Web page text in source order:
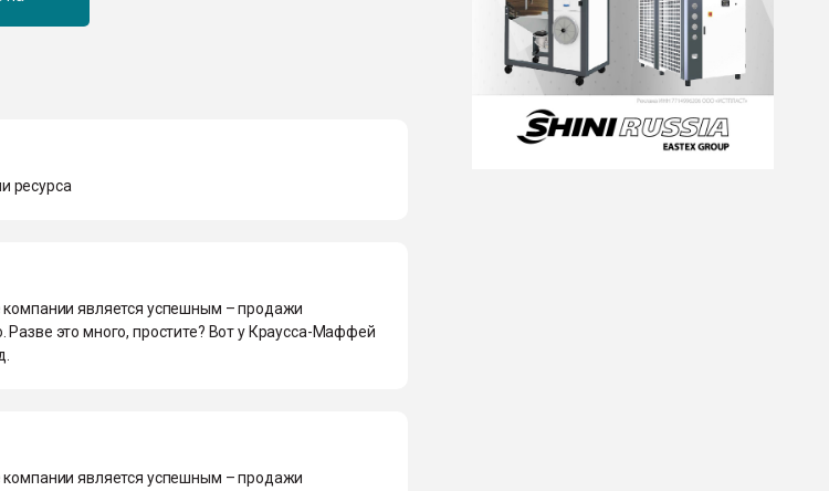
ресурса
является успешным – продажи
это много, простите? Вот у Краусса-Маффей
является успешным – продажи